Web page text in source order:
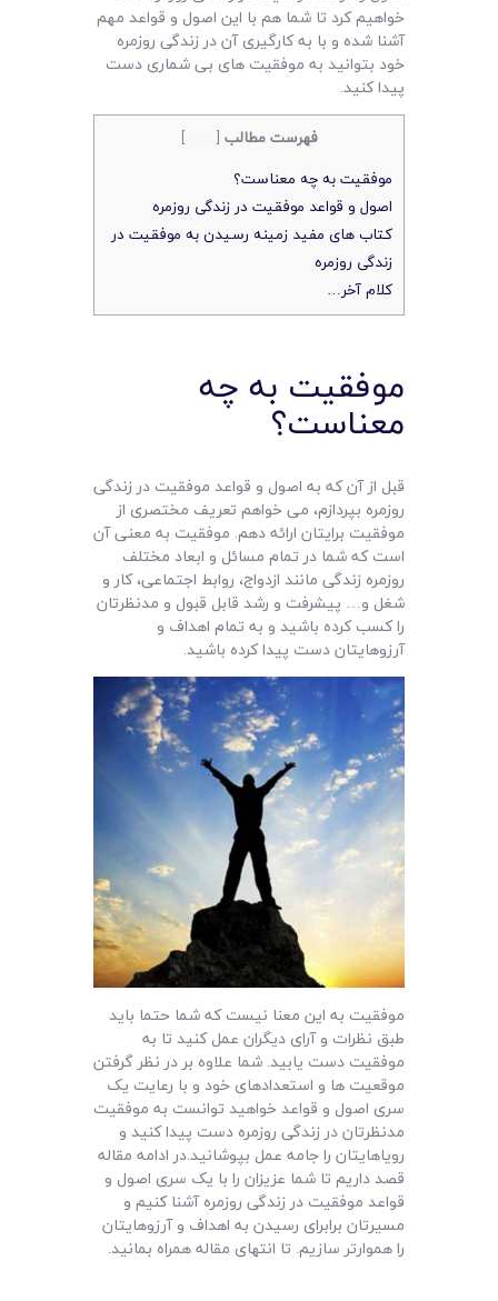
خواهیم کرد تا شما هم با این اصول و قواعد مهم
آشنا شده و با به کارگیری آن در زندگی روزمره
خود بتوانید به موفقیت های بی شماری دست
پیدا کنید.
فهرست مطالب [بستن]
موفقیت به چه معناست؟
اصول و قواعد موفقیت در زندگی روزمره
کتاب های مفید زمینه رسیدن به موفقیت در
زندگی روزمره
کلام آخر…
موفقیت به چه
معناست؟
قبل از آن که به اصول و قواعد موفقیت در زندگی
روزمره بپردازم، می خواهم تعریف مختصری از
موفقیت برایتان ارائه دهم. موفقیت به معنی آن
است که شما در تمام مسائل و ابعاد مختلف
روزمره زندگی مانند ازدواج، روابط اجتماعی، کار و
شغل و… پیشرفت و رشد قابل قبول و مدنظرتان
را کسب کرده باشید و به تمام اهداف و
آرزوهایتان دست پیدا کرده باشید.
موفقیت به این معنا نیست که شما حتما باید
طبق نظرات و آرای دیگران عمل کنید تا به
موفقیت دست یابید. شما علاوه بر در نظر گرفتن
موقعیت ها و استعدادهای خود و با رعایت یک
سری اصول و قواعد خواهید توانست به موفقیت
مدنظرتان در زندگی روزمره دست پیدا کنید و
رویاهایتان را جامه عمل بپوشانید.در ادامه مقاله
قصد داریم تا شما عزیزان را با یک سری اصول و
قواعد موفقیت در زندگی روزمره آشنا کنیم و
مسیرتان برابرای رسیدن به اهداف و آرزوهایتان
را هموارتر سازیم. تا انتهای مقاله همراه بمانید.